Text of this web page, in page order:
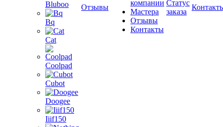
Bluboo
Bq
Cat
Coolpad
Cubot
Doogee
Iiif150
Отзывы
компании
Мастера
Отзывы
Контакты
Статус
заказа